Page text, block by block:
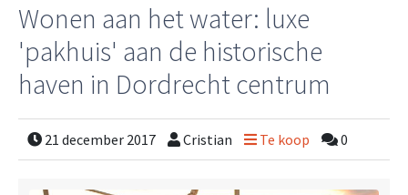
Wonen aan het water: luxe
'pakhuis' aan de historische
haven in Dordrecht centrum
21 december 2017 Cristian Te koop 0